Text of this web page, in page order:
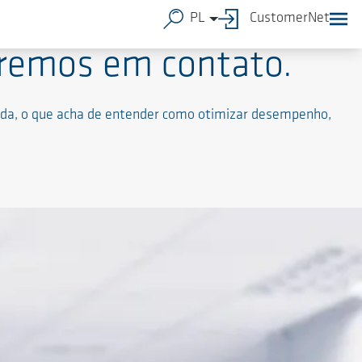
em contato.
o que acha de entender como otimizar desempenho,
PL CustomerNet